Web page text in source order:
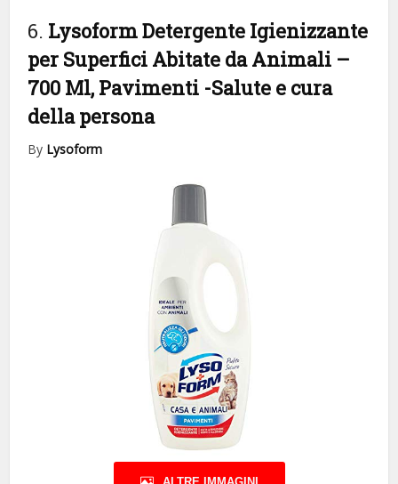
6. Lysoform Detergente Igienizzante
per Superfici Abitate da Animali –
700 Ml, Pavimenti -Salute e cura
della persona
By Lysoform